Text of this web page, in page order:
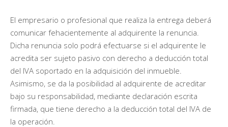
El empresario o profesional que realiza la entrega deberá
comunicar fehacientemente al adquirente la renuncia.
Dicha renuncia solo podrá efectuarse si el adquirente le
acredita ser sujeto pasivo con derecho a deducción total
del IVA soportado en la adquisición del inmueble.
Asimismo, se da la posibilidad al adquirente de acreditar
bajo su responsabilidad, mediante declaración escrita
firmada, que tiene derecho a la deducción total del IVA de
la operación.